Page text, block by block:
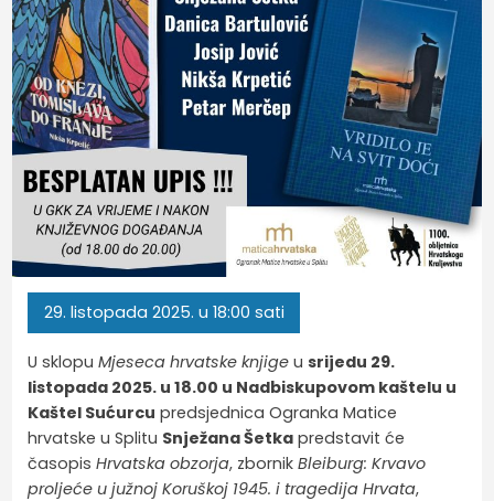
29. listopada 2025. u 18:00 sati
U sklopuMjeseca hrvatske knjige usrijedu 29.
listopada 2025. u 18.00 u Nadbiskupovom kaštelu u
Kaštel Sućurcu predsjednica Ogranka Matice
hrvatske u Splitu Snježana Šetka predstavit će
časopisHrvatska obzorja, zbornikBleiburg: Krvavo
proljeće u južnoj Koruškoj 1945. i tragedija Hrvata,